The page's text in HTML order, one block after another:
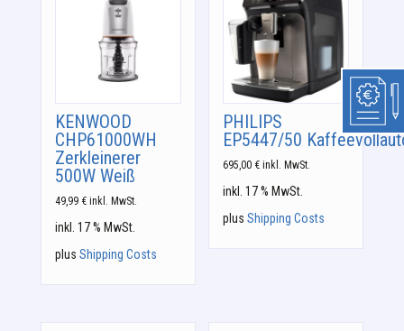
KENWOOD
CHP61000WH
Zerkleinerer
500W Weiß
49,99 € inkl. MwSt.
inkl. 17 % MwSt.
plus Shipping Costs
PHILIPS
EP5447/50
695,00 € inkl. MwSt.
inkl. 17 % MwSt.
plusShipping Costs